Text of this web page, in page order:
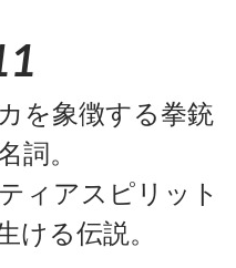
を象徴する拳銃
詞。
ィアスピリット
ける伝説。